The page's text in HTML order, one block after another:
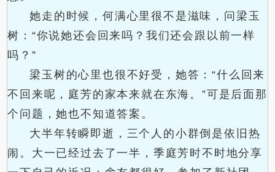
她走的时候，何满心里很不是滋味，问梁玉
树：“你说她还会回来吗？我们还会跟以前一样
吗？”
梁玉树的心里也很不好受，她答：“什么回来
不回来呢，庭芳的家本来就在东海。”可是后面那
个问题，她也不知道答案。
大半年转瞬即逝，三个人的小群倒是依旧热
闹。大一已经过去了一半，季庭芳时不时地分享